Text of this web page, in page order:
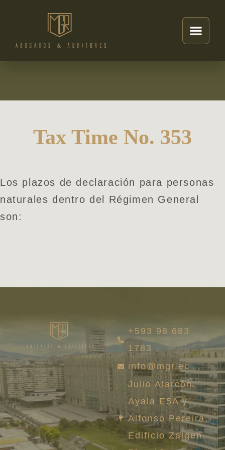
Tax Time No. 353
Los plazos de declaración para personas
naturales dentro del Régimen General
son:
+593 98 683
1783
info@mgr.ec
Julio Alarcón
Ayala E5A y
Alfonso Pereira,
Edificio Zaigen.